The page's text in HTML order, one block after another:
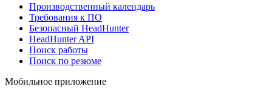
Производственный календарь
Требования к ПО
Безопасный HeadHunter
HeadHunter API
Поиск работы
Поиск по резюме
Мобильное приложение